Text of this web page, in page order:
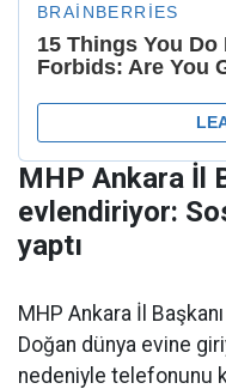
MHP Ankara İl
evlendiriyor:
yaptı
MHP Ankara İl
Doğan dünya evine
nedeniyle telefonunu